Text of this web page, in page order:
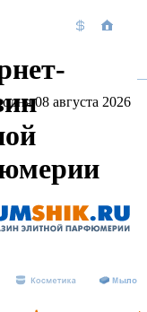
08 августа 2026